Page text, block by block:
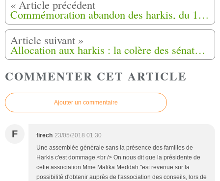
Commémoration abandon des harkis, du 12 mai 2018 à Brusque (12)
Allocation aux harkis : la colère des sénateurs contre le gouvernement
COMMENTER CET ARTICLE
Ajouter un commentaire
F firech 23/05/2018 01:30
Une assemblée générale sans la présence des familles de
Harkis c'est dommage.<br /> On nous dit que la présidente de
cette association Mme Malika Meddah "est revenue sur la
possibilité d'obtenir auprès de l'association des conseils, lors de